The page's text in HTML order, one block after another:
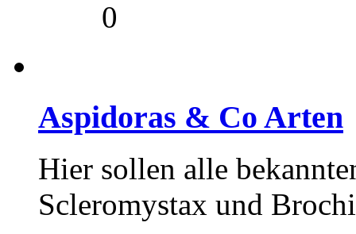
0
Aspidoras & Co Arten
Hier sollen alle
Scleromystax und